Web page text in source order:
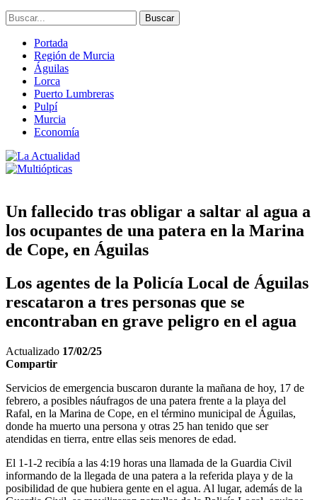
Portada
Región de Murcia
Águilas
Lorca
Puerto Lumbreras
Pulpí
Murcia
Economía
Un fallecido tras obligar a saltar al agua a
los ocupantes de una patera en la Marina
de Cope, en Águilas
Los agentes de la Policía Local de Águilas
rescataron a tres personas que se
encontraban en grave peligro en el agua
Actualizado 17/02/25
Compartir
Servicios de emergencia buscaron durante la mañana de hoy, 17 de
febrero, a posibles náufragos de una patera frente a la playa del
Rafal, en la Marina de Cope, en el término municipal de Águilas,
donde ha muerto una persona y otras 25 han tenido que ser
atendidas en tierra, entre ellas seis menores de edad.
El 1-1-2 recibía a las 4:19 horas una llamada de la Guardia Civil
informando de la llegada de una patera a la referida playa y de la
posibilidad de que hubiera gente en el agua. Al lugar, además de la